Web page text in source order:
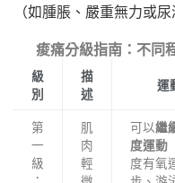
（如腫脹、嚴重無力或
痠痛分級指南：不同
級
別
描
述
運
第
一
級
肌
肉
輕
可以繼
度運動
度有氧